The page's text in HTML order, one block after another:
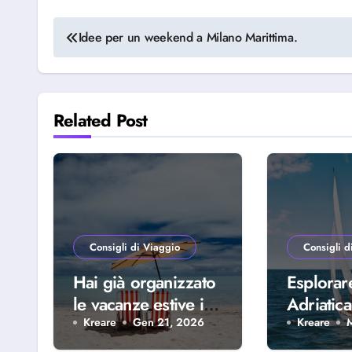
Navigazione
articoli
Idee per un weekend a Milano Marittima.
Related Post
Consigli di Viaggio
Hai già organizzato
le vacanze estive in
famiglia? Scopri
Kreare Gen 21, 2026
Consigli
della
Kreare